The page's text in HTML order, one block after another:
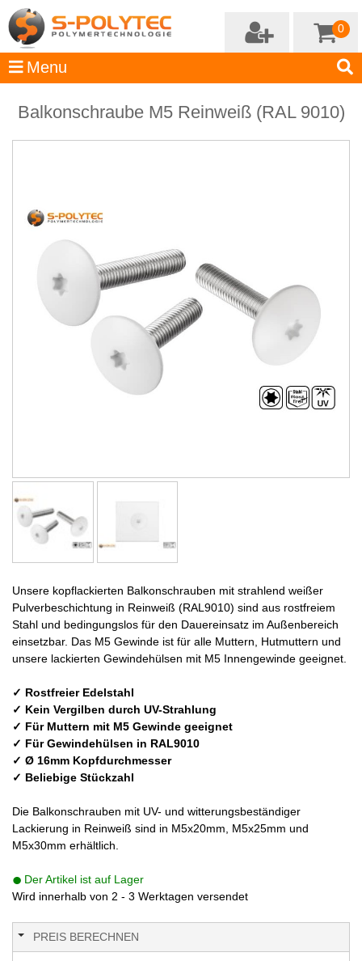
0
Balkonschraube M5 Reinweiß (RAL 9010)
Unsere kopflackierten Balkonschrauben mit strahlend weißer
Pulverbeschichtung in Reinweiß (RAL9010) sind aus rostfreiem
Stahl und bedingungslos für den Dauereinsatz im Außenbereich
einsetzbar. Das M5 Gewinde ist für alle Muttern, Hutmuttern und
unsere lackierten Gewindehülsen mit M5 Innengewinde geeignet.
✓ Rostfreier Edelstahl
✓ Kein Vergilben durch UV-Strahlung
✓ Für Muttern mit M5 Gewinde geeignet
✓ Für Gewindehülsen in RAL9010
✓ Ø 16mm Kopfdurchmesser
✓ Beliebige Stückzahl
Die Balkonschrauben mit UV- und witterungsbeständiger
Lackierung in Reinweiß sind in M5x20mm, M5x25mm und
M5x30mm erhältlich.
Der Artikel ist auf Lager
Wird innerhalb von 2 - 3 Werktagen versendet
PREIS BERECHNEN